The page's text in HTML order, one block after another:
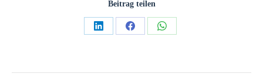
Beitrag teilen